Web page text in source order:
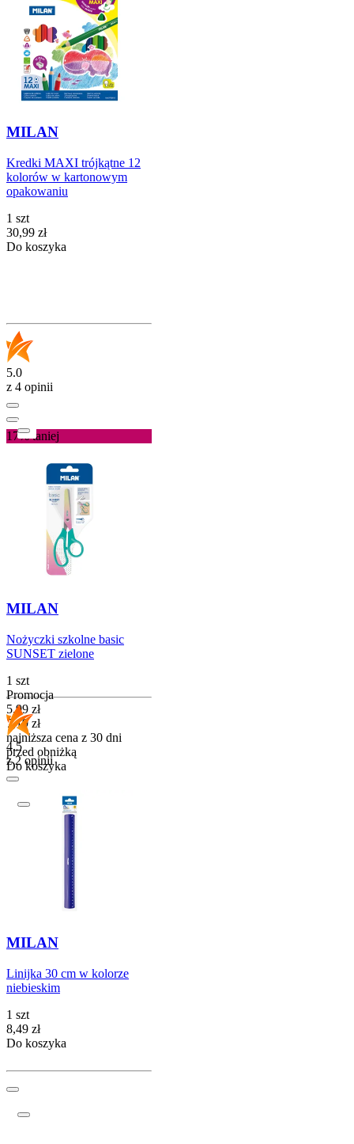
MILAN
Kredki MAXI trójkątne 12
kolorów w kartonowym
opakowaniu
1 szt
Cena
30,99 zł
Do koszyka
5.0
z 4 opinii
17%taniej
MILAN
Nożyczki szkolne basic
SUNSET zielone
1 szt
Promocja
Cena promocyjna
5,99 zł
7,19 zł
najniższa cena z 30 dni
przed obniżką
Do koszyka
4.5
z 2 opinii
MILAN
Linijka 30 cm w kolorze
niebieskim
1 szt
Cena
8,49 zł
Do koszyka